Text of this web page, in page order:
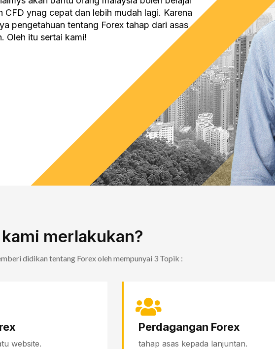
CFD ynag cepat dan lebih mudah lagi. Karena
pengetahuan tentang Forex tahap dari asas
Oleh itu sertai kami!
merlakukan?
didikan tentang Forex oleh mempunyai 3 Topik :
website.
Perdagangan Forex
tahap asas kepada lanjuntan.